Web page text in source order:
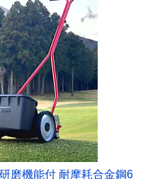
磨機能付 耐摩耗合金鋼6